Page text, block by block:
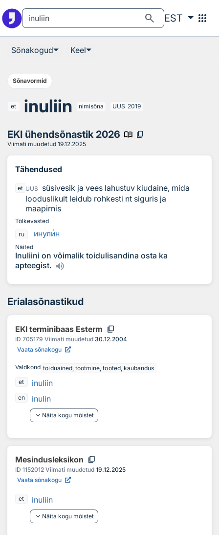
search EST apps
Sõnakogud Keel
Sõnavormid
et inuliin nimisõna UUS 2019
EKI ühendsõnastik 2026 book_ribbon content_copy
Viimati muudetud 19.12.2025
Tähendused
et UUS
süsivesik ja vees lahustuv kiudaine, mida
looduslikult leidub rohkesti nt siguris ja
maapirnis
Tõlkevasted
ru
инулин
Näited
Inuliini on võimalik toidulisandina osta ka
apteegist.
Erialasõnastikud
EKI terminibaas Esterm content_copy
ID 705179 Viimati muudetud 30.12.2004
Vaata sõnakogu
Valdkond toiduained, tootmine, tooted, kaubandus
et
inuliin
en
inulin
keyboard_arrow_down Näita kogu mõistet
Mesindusleksikon content_copy
ID 1152012 Viimati muudetud 19.12.2025
Vaata sõnakogu
et
inuliin
keyboard_arrow_down Näita kogu mõistet